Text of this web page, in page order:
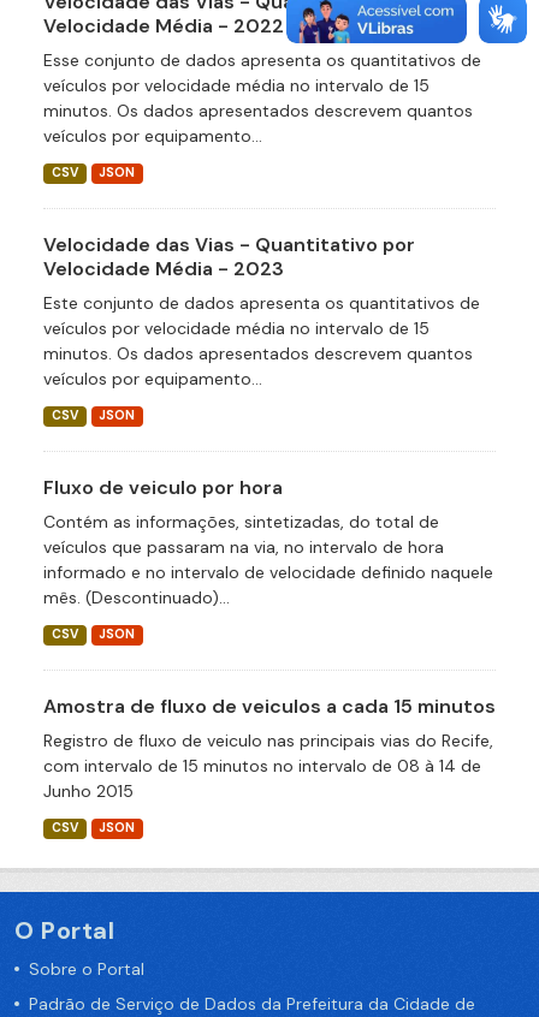
Velocidade Média - 2022
Esse conjunto de dados apresenta os quantitativos de
veículos por velocidade média no intervalo de 15
minutos. Os dados apresentados descrevem quantos
veículos por equipamento...
CSV JSON
Velocidade das Vias - Quantitativo por
Velocidade Média - 2023
Este conjunto de dados apresenta os quantitativos de
veículos por velocidade média no intervalo de 15
minutos. Os dados apresentados descrevem quantos
veículos por equipamento...
CSV JSON
Fluxo de veiculo por hora
Contém as informações, sintetizadas, do total de
veículos que passaram na via, no intervalo de hora
informado e no intervalo de velocidade definido naquele
mês. (Descontinuado)...
CSV JSON
Amostra de fluxo de veiculos a cada 15 minutos
Registro de fluxo de veiculo nas principais vias do Recife,
com intervalo de 15 minutos no intervalo de 08 à 14 de
Junho 2015
CSV JSON
O Portal
Sobre o Portal
Padrão de Serviço de Dados da Prefeitura da Cidade de